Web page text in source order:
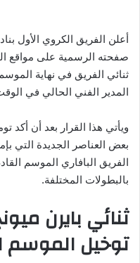
ي
أعلن الفريق الكروي الأول
صفحته الرسمية على مواقع
ثنائي الفريق في نهاية
المدير الفني الحالي في
ويأتي هذا القرار بعد أن أكد
بعض العناصر الجديدة التي
الفريق البافاري الموسم
بالبطولات المختلفة.
ثنائي بايرن
توخيل الموسم